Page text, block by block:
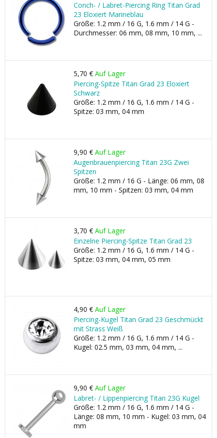
Conch- / Labret-Piercing Ring Titan Grad
23 Eloxiert Marineblau
Größe: 1.2 mm / 16 G, 1.6 mm / 14 G -
Durchmesser: 06 mm, 08 mm, 10 mm, ...
5,70 € Auf Lager
Piercing-Spitze Titan Grad 23 Eloxiert
Schwarz
Größe: 1.2 mm / 16 G, 1.6 mm / 14 G -
Spitze: 03 mm, 04 mm
9,90 € Auf Lager
Augenbrauenpiercing Titan 23G Zwei
Spitzen
Größe: 1.2 mm / 16 G - Länge: 06 mm, 08
mm, 10 mm - Spitzen: 03 mm, 04 mm
3,70 € Auf Lager
Einzelne Piercing-Spitze Titan Grad 23
Größe: 1.2 mm / 16 G, 1.6 mm / 14 G -
Spitze: 03 mm, 04 mm, 05 mm
4,90 € Auf Lager
Piercing-Kugel Titan Grad 23 Geschmückt
mit Strass Weiß
Größe: 1.2 mm / 16 G, 1.6 mm / 14 G -
Kugel: 02.5 mm, 03 mm, 04 mm, ...
9,90 € Auf Lager
Labret- / Lippenpiercing Titan 23G Kugel
Größe: 1.2 mm / 16 G, 1.6 mm / 14 G -
Länge: 08 mm, 10 mm - Kugel: 03 mm, 04
mm